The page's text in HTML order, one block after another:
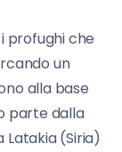
i profughi che
un
alla base
parte dalla
(Siria)